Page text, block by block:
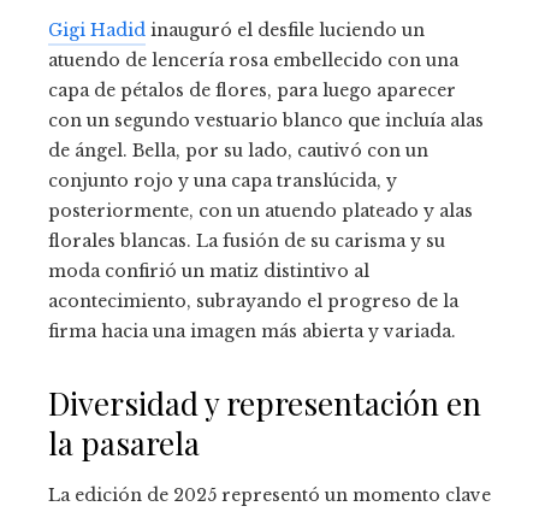
Gigi Hadid inauguró el desfile luciendo un
atuendo de lencería rosa embellecido con una
capa de pétalos de flores, para luego aparecer
con un segundo vestuario blanco que incluía alas
de ángel. Bella, por su lado, cautivó con un
conjunto rojo y una capa translúcida, y
posteriormente, con un atuendo plateado y alas
florales blancas. La fusión de su carisma y su
moda confirió un matiz distintivo al
acontecimiento, subrayando el progreso de la
firma hacia una imagen más abierta y variada.
Diversidad y representación en
la pasarela
La edición de 2025 representó un momento clave